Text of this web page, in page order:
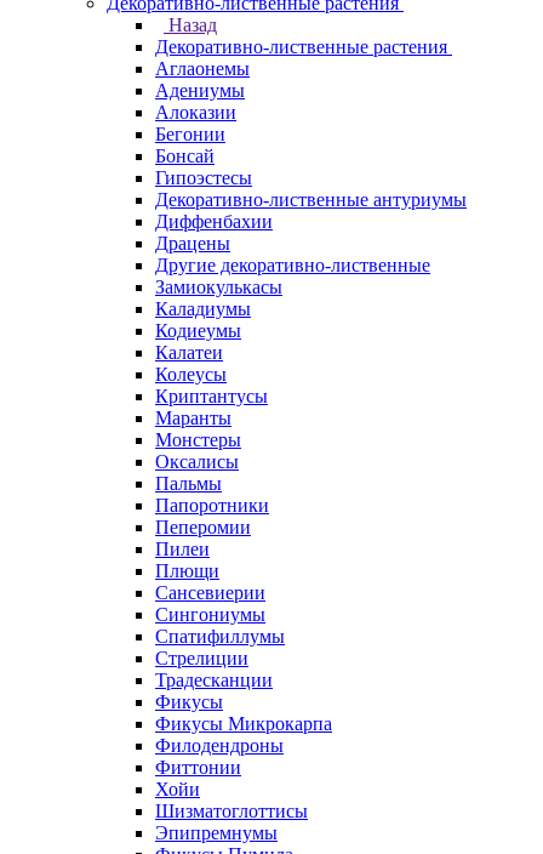
Назад
Декоративно-лиственные растения
Аглаонемы
Адениумы
Алоказии
Бегонии
Бонсай
Гипоэстесы
Декоративно-лиственные антуриумы
Диффенбахии
Драцены
Другие декоративно-лиственные
Замиокулькасы
Каладиумы
Кодиеумы
Калатеи
Колеусы
Криптантусы
Маранты
Монстеры
Оксалисы
Пальмы
Папоротники
Пеперомии
Пилеи
Плющи
Сансевиерии
Сингониумы
Спатифиллумы
Стрелиции
Традесканции
Фикусы
Фикусы Микрокарпа
Филодендроны
Фиттонии
Хойи
Шизматоглоттисы
Эпипремнумы